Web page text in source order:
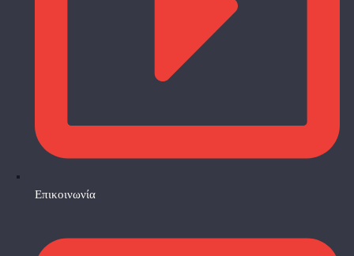
Επικοινωνία